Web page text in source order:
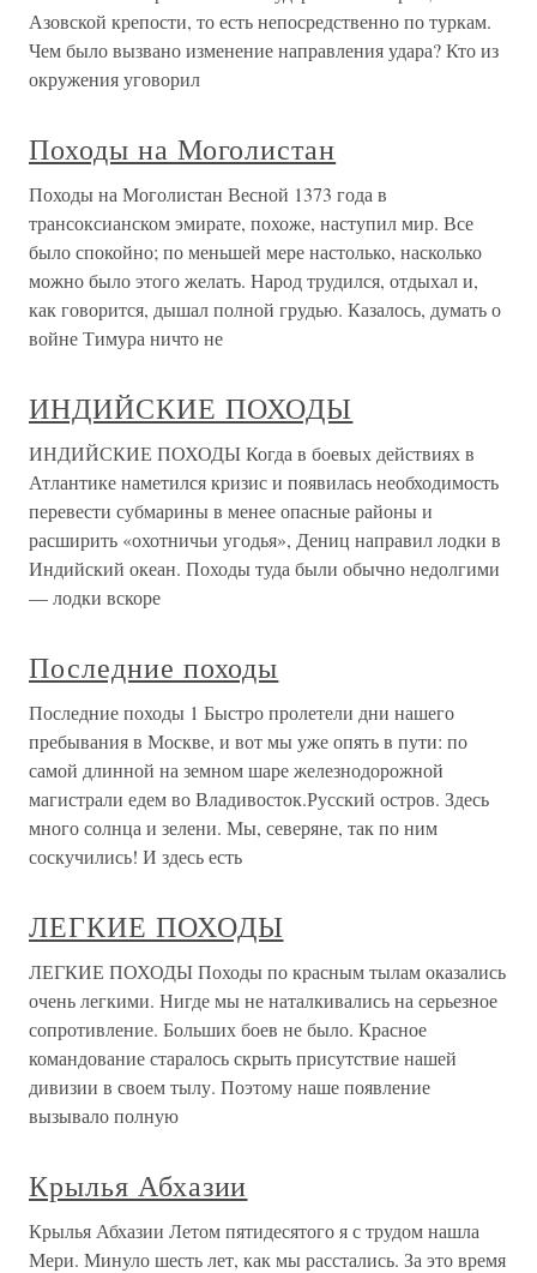
Азовской крепости, то есть непосредственно по туркам.
Чем было вызвано изменение направления удара? Кто из
окружения уговорил
Походы на Моголистан
Походы на Моголистан Весной 1373 года в
трансоксианском эмирате, похоже, наступил мир. Все
было спокойно; по меньшей мере настолько, насколько
можно было этого желать. Народ трудился, отдыхал и,
как говорится, дышал полной грудью. Казалось, думать о
войне Тимура ничто не
ИНДИЙСКИЕ ПОХОДЫ
ИНДИЙСКИЕ ПОХОДЫ Когда в боевых действиях в
Атлантике наметился кризис и появилась необходимость
перевести субмарины в менее опасные районы и
расширить «охотничьи угодья», Дениц направил лодки в
Индийский океан. Походы туда были обычно недолгими
— лодки вскоре
Последние походы
Последние походы 1 Быстро пролетели дни нашего
пребывания в Москве, и вот мы уже опять в пути: по
самой длинной на земном шаре железнодорожной
магистрали едем во Владивосток.Русский остров. Здесь
много солнца и зелени. Мы, северяне, так по ним
соскучились! И здесь есть
ЛЕГКИЕ ПОХОДЫ
ЛЕГКИЕ ПОХОДЫ Походы по красным тылам оказались
очень легкими. Нигде мы не наталкивались на серьезное
сопротивление. Больших боев не было. Красное
командование старалось скрыть присутствие нашей
дивизии в своем тылу. Поэтому наше появление
вызывало полную
Крылья Абхазии
Крылья Абхазии Летом пятидесятого я с трудом нашла
Мери. Минуло шесть лет, как мы расстались. За это время